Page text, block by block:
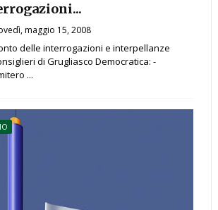
maggio 15, 2008
delle interrogazioni e interpellanze
di Grugliasco Democratica: -
...